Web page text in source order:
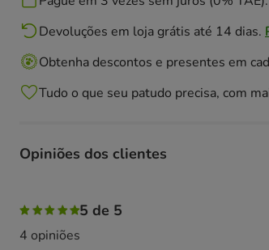
Devoluções em loja grátis até 14 dias.
Obtenha descontos e presentes em
Tudo o que seu patudo precisa, com
Opiniões dos clientes
5 de 5
4 opiniões